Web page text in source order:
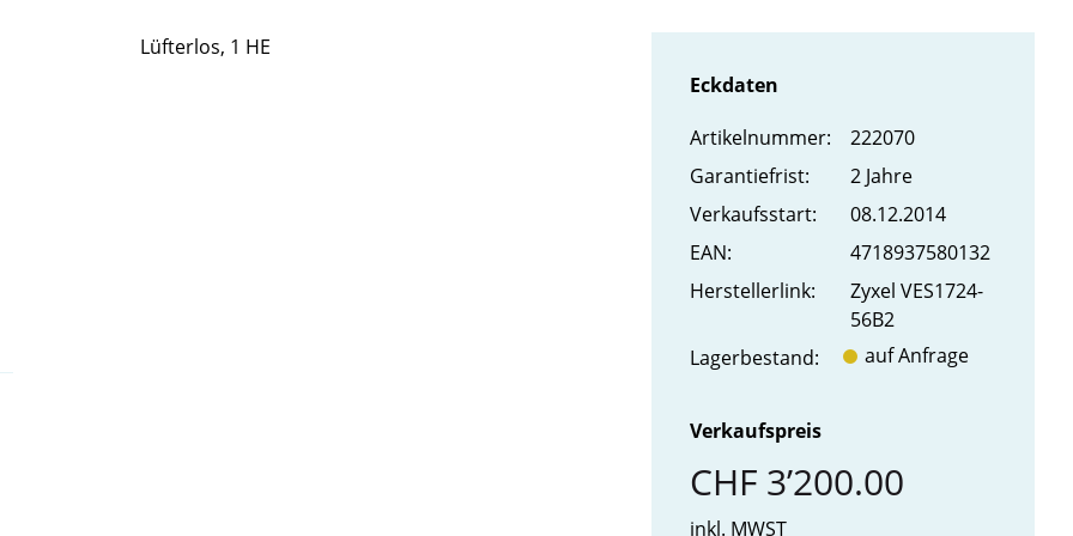
Lüfterlos, 1 HE
Eckdaten
Artikel­nummer:
222070
Garantiefrist:
2 Jahre
Verkaufs­start:
08.12.2014
EAN:
4718937580132
Hersteller­link:
Zyxel VES1724-
56B2
Lager­bestand:
auf Anfrage
Verkaufspreis
CHF 3’200.00
inkl. MWST